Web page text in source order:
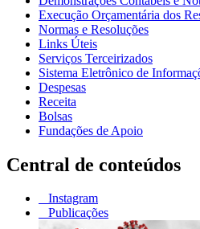
Execução Orçamentária dos
Normas e Resoluções
Links Úteis
Serviços Terceirizados
Sistema Eletrônico de
Despesas
Receita
Bolsas
Fundações de Apoio
Central de conteúdos
Instagram
Publicações